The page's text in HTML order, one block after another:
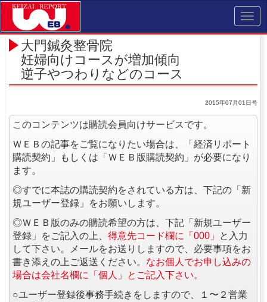
大門鍼灸整骨院
妊婦向けコースが増加傾向
逆子やつわりなどのコース
2015年07月01日号
このコンテンツは購読会員向けサービスです。
ＷＥＢの記事をご覧になりたい場合は、「経済リポート
購読契約」もしくは「ＷＥＢ版購読契約」が必要になり
ます。
◎すでに本誌の購読契約をされている方は、下記の「新
規ユーザー登録」をお願いします。
◎ＷＥＢ版のみの購読希望の方は、下記「新規ユーザー
登録」をご記入の上、 得意先コード欄に「000」
と入力
して下さい。メールをお送りしますので、必要事項をお
書き添えの上ご返送ください。 なお個人でお申し込みの
場合は会社名欄に「個人」とご記入下さい。
○ユーザー登録後事務手続きをしますので、１〜２営業